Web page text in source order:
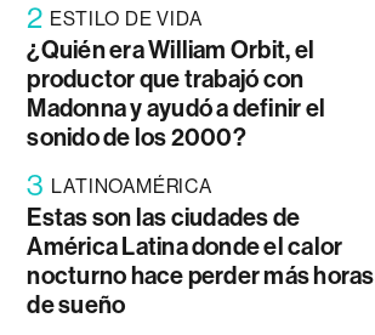
2 ESTILO DE VIDA
¿Quién era William Orbit, el
productor que trabajó con
Madonna y ayudó a definir el
sonido de los 2000?
3 LATINOAMÉRICA
Estas son las ciudades de
América Latina donde el calor
nocturno hace perder más horas
de sueño